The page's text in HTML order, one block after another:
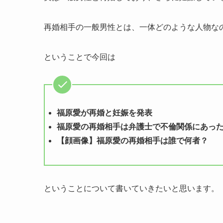
再婚相手の一般男性とは、一体どのような人物な
ということで今回は
福原愛が再婚と妊娠を発表
福原愛の再婚相手は弁護士で不倫関係にあっ
【顔画像】福原愛の再婚相手は誰で何者？
ということについて書いていきたいと思います。